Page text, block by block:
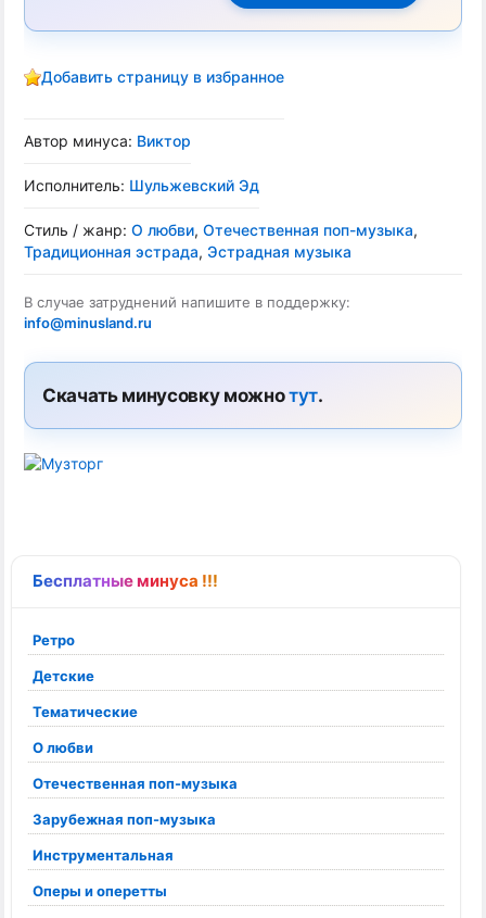
Бесплатные минуса !!!
Ретро
Детские
Тематические
О любви
Отечественная поп-музыка
Зарубежная поп-музыка
Инструментальная
Оперы и оперетты
Добавить страницу в избранное
Автор минуса: Виктор
Исполнитель: Шульжевский Эд
Стиль / жанр: О любви, Отечественная поп-музыка,
Традиционная эстрада, Эстрадная музыка
В случае затруднений напишите в поддержку:
info@minusland.ru
Скачать минусовку можнотут.